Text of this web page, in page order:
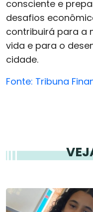
consciente e
desafios
contribuirá para a
vida e para o
cidade.
Fonte: Tribuna